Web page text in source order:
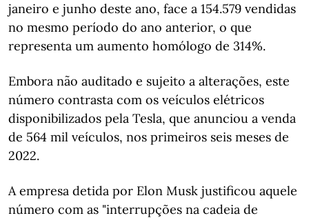
janeiro e junho deste ano, face a 154.579 vendidas
no mesmo período do ano anterior, o que
representa um aumento homólogo de 314%.
Embora não auditado e sujeito a alterações, este
número contrasta com os veículos elétricos
disponibilizados pela Tesla, que anunciou a venda
de 564 mil veículos, nos primeiros seis meses de
2022.
A empresa detida por Elon Musk justificou aquele
número com as "interrupções na cadeia de